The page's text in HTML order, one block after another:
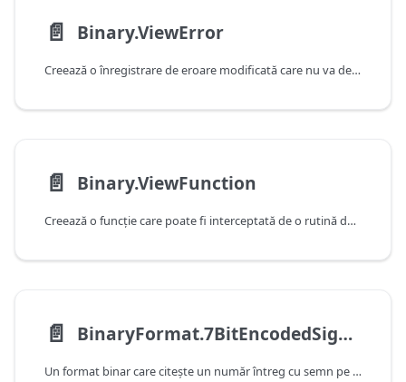
📄️ Binary.ViewError
Creează o înregistrare de eroare modificată care nu va declanșa o rezervă atunci când este generată de o rutină de tratare definită într-o vizualizare (prin Binary.View).
📄️ Binary.ViewFunction
Creează o funcție care poate fi interceptată de o rutină de tratare definită într-o vizualizare (prin Binary.View).
📄️ BinaryFormat.7BitEncodedSignedInteger
Un format binar care citeşte un număr întreg cu semn pe 64 de biţi care a fost codificat utilizând codificarea cu o lungime variabilă de 7 biţi.